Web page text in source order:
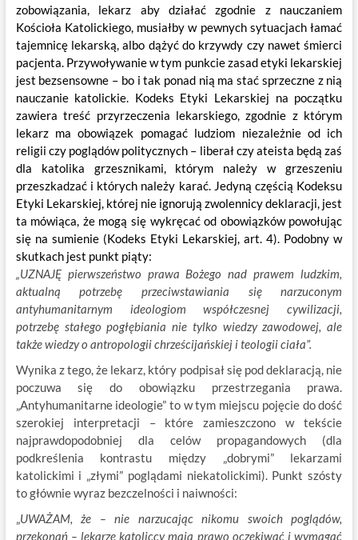
zobowiązania, lekarz aby działać zgodnie z nauczaniem
Kościoła Katolickiego, musiałby w pewnych sytuacjach łamać
tajemnicę lekarską, albo dążyć do krzywdy czy nawet śmierci
pacjenta. Przywoływanie w tym punkcie zasad etyki lekarskiej
jest bezsensowne – bo i tak ponad nią ma stać sprzeczne z nią
nauczanie katolickie. Kodeks Etyki Lekarskiej na początku
zawiera treść przyrzeczenia lekarskiego, zgodnie z którym
lekarz ma obowiązek pomagać ludziom niezależnie od ich
religii czy poglądów politycznych – liberał czy ateista będą zaś
dla katolika grzesznikami, którym należy w grzeszeniu
przeszkadzać i których należy karać. Jedyną częścią Kodeksu
Etyki Lekarskiej, której nie ignorują zwolennicy deklaracji, jest
ta mówiąca, że mogą się wykręcać od obowiązków powołując
się na sumienie (Kodeks Etyki Lekarskiej, art. 4). Podobny w
skutkach jest punkt piąty:
„UZNAJĘ pierwszeństwo prawa Bożego nad prawem ludzkim,
aktualną potrzebę przeciwstawiania się narzuconym
antyhumanitarnym ideologiom współczesnej cywilizacji,
potrzebę stałego pogłębiania nie tylko wiedzy zawodowej, ale
także wiedzy o antropologii chrześcijańskiej i teologii ciała”.
Wynika z tego, że lekarz, który podpisał się pod deklaracją, nie
poczuwa się do obowiązku przestrzegania prawa.
„Antyhumanitarne ideologie” to w tym miejscu pojęcie do dość
szerokiej interpretacji – które zamieszczono w tekście
najprawdopodobniej dla celów propagandowych (dla
podkreślenia kontrastu między „dobrymi” lekarzami
katolickimi i „złymi” poglądami niekatolickimi). Punkt szósty
to głównie wyraz bezczelności i naiwności:
„UWAŻAM, że – nie narzucając nikomu swoich poglądów,
przekonań – lekarze katoliccy mają prawo oczekiwać i wymagać